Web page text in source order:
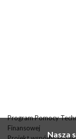
Program Pomocy
Finansowej
Nasza